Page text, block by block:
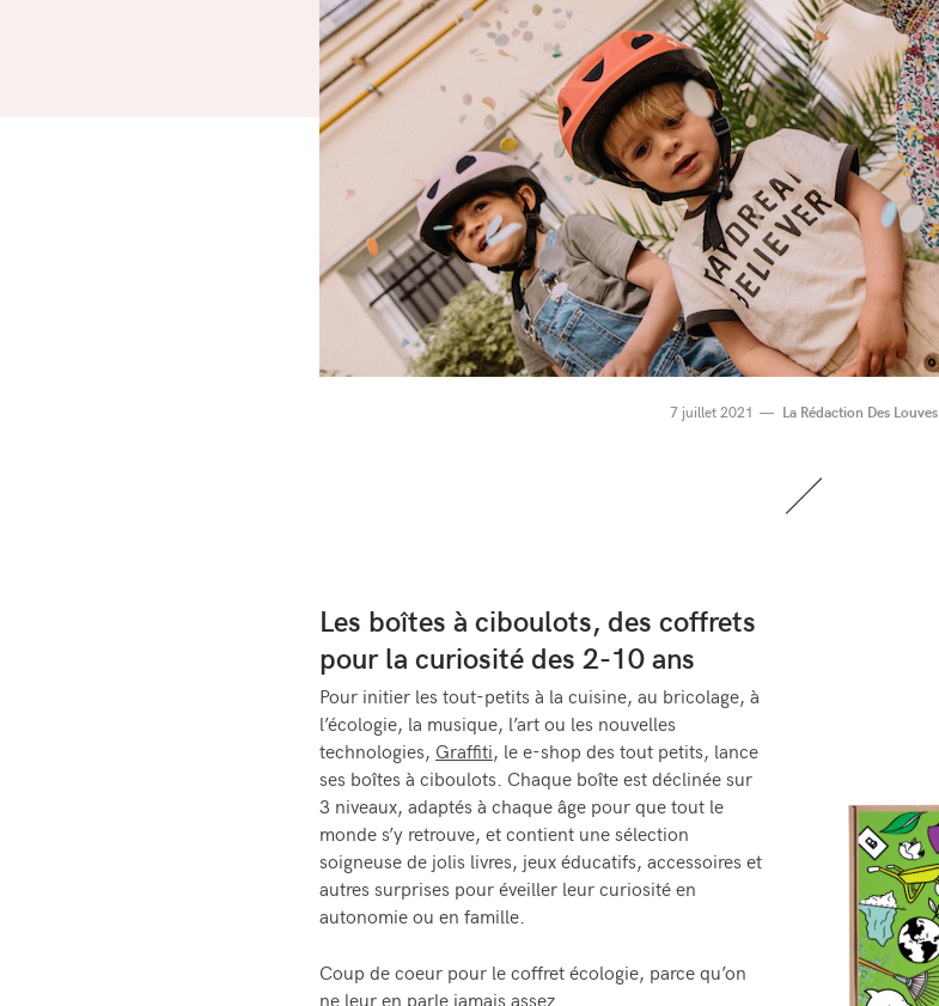
7 juillet 2021 La Rédaction Des Louves
Les boîtes à ciboulots, des coffrets
pour la curiosité des 2-10 ans
Pour initier les tout-petits à la cuisine, au bricolage, à
l’écologie, la musique, l’art ou les nouvelles
technologies, Graffiti, le e-shop des tout petits, lance
ses boîtes à ciboulots. Chaque boîte est déclinée sur
3 niveaux, adaptés à chaque âge pour que tout le
monde s’y retrouve, et contient une sélection
soigneuse de jolis livres, jeux éducatifs, accessoires et
autres surprises pour éveiller leur curiosité en
autonomie ou en famille.
Coup de coeur pour le coffret écologie, parce qu’on